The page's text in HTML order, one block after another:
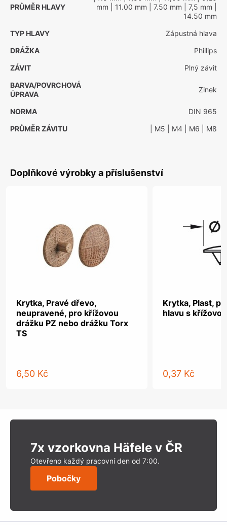
PRŮMĚR HLAVY
mm | 11.00 mm | 7.50 mm | 7,5 mm
14.50 mm
TYP HLAVY
Zápustná hlava
DRÁŽKA
Phillips
ZÁVIT
Plný závit
BARVA/POVRCHOVÁ
ÚPRAVA
Zinek
NORMA
DIN 965
PRŮMĚR ZÁVITU
| M5 | M4 | M6 | M8
Doplňkové výrobky a příslušenství
Krytka, Pravé dřevo,
neupravené, pro křížovou
drážku PZ nebo drážku Torx
TS
6,50 Kč
Krytka, Plast,
hlavu s
0,37 Kč
7x vzorkovna Häfele v ČR
Otevřeno každý pracovní den od 7:00.
Pobočky